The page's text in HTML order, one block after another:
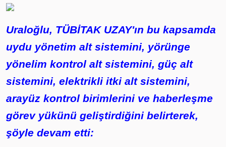
Uraloğlu, TÜBİTAK UZAY'ın bu kapsamda
uydu yönetim alt sistemini, yörünge
yönelim kontrol alt sistemini, güç alt
sistemini, elektrikli itki alt sistemini,
arayüz kontrol birimlerini ve haberleşme
görev yükünü geliştirdiğini belirterek,
şöyle devam etti: